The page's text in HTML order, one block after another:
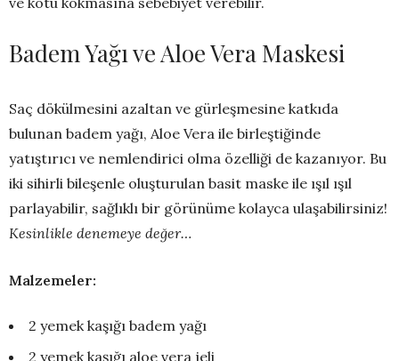
Badem Yağı ve Aloe Vera Maskesi
Saç dökülmesini azaltan ve gürleşmesine katkıda
bulunan badem yağı, Aloe Vera ile birleştiğinde
yatıştırıcı ve nemlendirici olma özelliği de kazanıyor. Bu
iki sihirli bileşenle oluşturulan basit maske ile ışıl ışıl
parlayabilir, sağlıklı bir görünüme kolayca ulaşabilirsiniz!
Kesinlikle denemeye değer…
Malzemeler:
2 yemek kaşığı badem yağı
2 yemek kaşığı aloe vera jeli